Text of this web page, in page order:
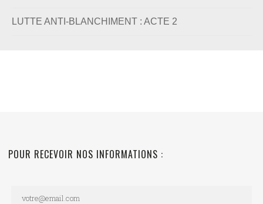
LUTTE ANTI-BLANCHIMENT : ACTE 2
POUR RECEVOIR NOS INFORMATIONS :